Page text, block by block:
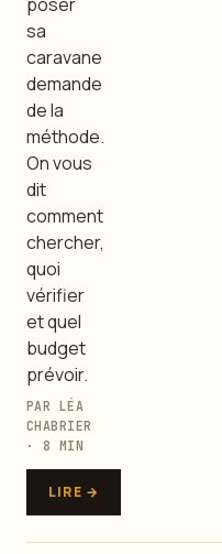
sa
caravane
demande
de la
méthode.
On vous
dit
comment
chercher,
quoi
vérifier
et quel
budget
prévoir.
PAR LÉA
CHABRIER
· 8 MIN
LIRE →